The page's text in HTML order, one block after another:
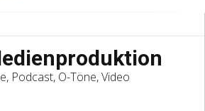
Podcast, O-Töne, Video